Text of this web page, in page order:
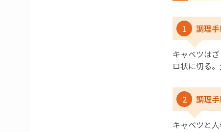
1 調理
キャベツは
ロ状に切る
2 調理
キャベツと